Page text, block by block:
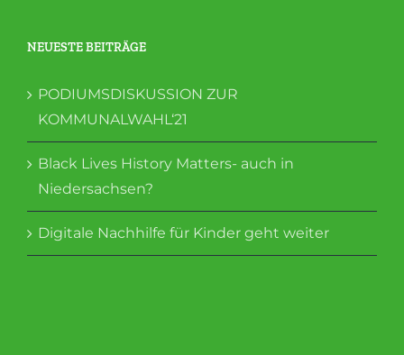
NEUESTE BEITRÄGE
PODIUMSDISKUSSION ZUR
KOMMUNALWAHL‘21
Black Lives History Matters- auch in
Niedersachsen?
Digitale Nachhilfe für Kinder geht weiter